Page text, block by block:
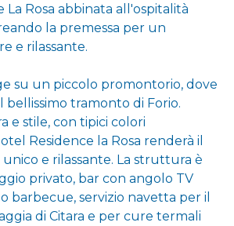
La Rosa abbinata all'ospitalità
la premessa per un
e rilassante.
su un piccolo promontorio, dove
bellissimo tramonto di Forio.
e stile, con tipici colori
Residence la Rosa renderà il
e rilassante. La struttura è
privato, bar con angolo TV
barbecue, servizio navetta per il
di Citara e per cure termali